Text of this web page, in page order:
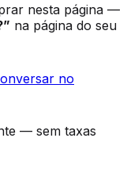
nesta página —
na página do seu
no
— sem taxas